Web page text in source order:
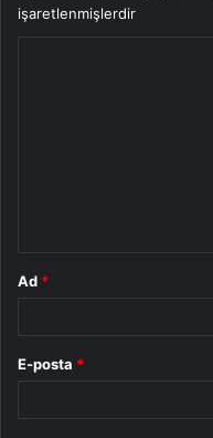
işaretlenmişlerdir
Ad *
E-posta *